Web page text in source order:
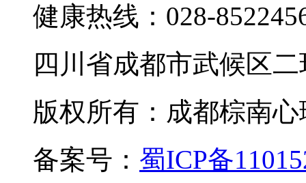
健康热线：028-
四川省成都市武候区
版权所有：成都棕南
备案号： 蜀ICP备